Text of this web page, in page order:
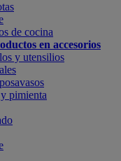
de cocina
en accesorios
y utensilios
pimienta